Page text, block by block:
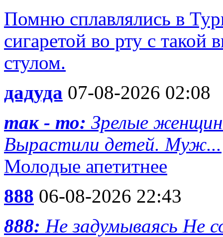
Помню сплавлялись в
сигаретой во рту с
стулом.
дадуда 07-08-2026 02:08
так - то: Зрелые
Вырастили детей. Муж...
Молодые апетитнее
888 06-08-2026 22:43
888: Не задумываясь Не